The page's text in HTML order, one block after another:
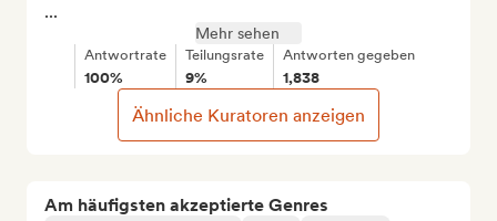
Am häufigsten akzeptierte Genres
...
Mehr sehen
Antwortrate
100%
Teilungsrate
9%
Antworten gegeben
1,838
Ähnliche Kuratoren anzeigen